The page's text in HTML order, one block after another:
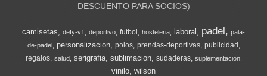
DESCUENTO PARA SOCIOS)
camisetas defy-v1 deportivo futbol hosteleria laboral padel
pala-
de-padel
personalizacion polos prendas-deportivas publicidad
regalos
salud serigrafia sublimacion sudaderas suplementacion
vinilo wilson